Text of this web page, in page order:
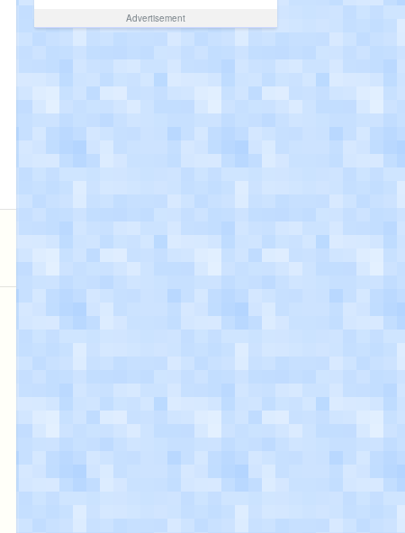
Advertisement